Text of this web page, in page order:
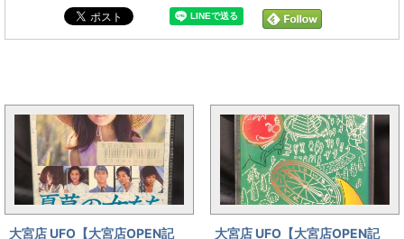
大宮店 UFO【大宮店OPEN記
大宮店 UFO【大宮店OPEN記